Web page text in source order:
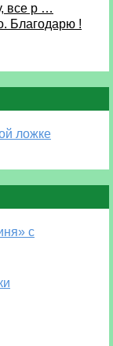
все р …
Благодарю !
ложке
с